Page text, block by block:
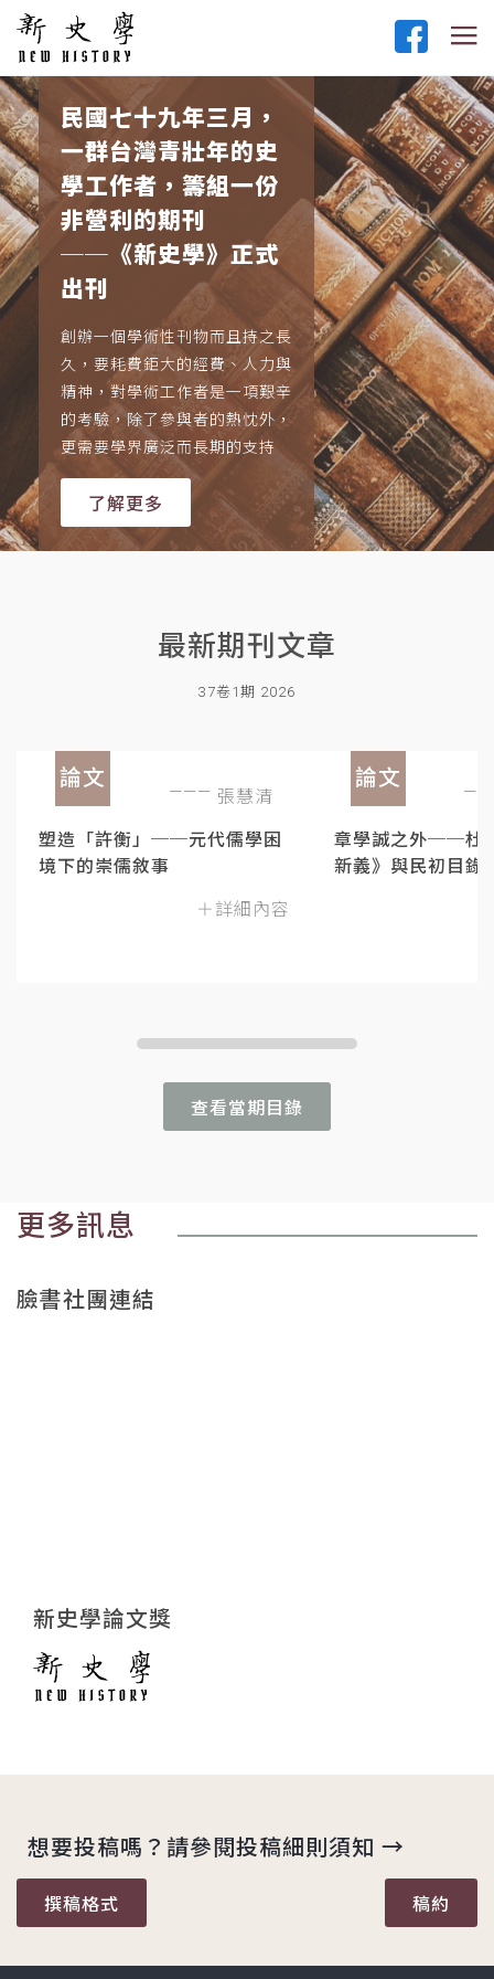
民國七十九年三月，
一群台灣青壯年的史
學工作者，籌組一份
非營利的期刊
──《新史學》正式
出刊
創辦一個學術性刊物而且持之長
久，要耗費鉅大的經費、人力與
精神，對學術工作者是一項艱辛
的考驗，除了參與者的熱忱外，
更需要學界廣泛而長期的支持
了解更多
最新期刊文章
37卷1期 2026
論文
張慧清
塑造「許衡」──元代儒學困
境下的崇儒敘事
＋詳細內容
論文
章學誠之外──杜
新義》與民初目錄
查看當期目錄
更多訊息
臉書社團連結
新史學論文獎
想要投稿嗎？請參閱投稿細則須知 →
撰稿格式 稿約